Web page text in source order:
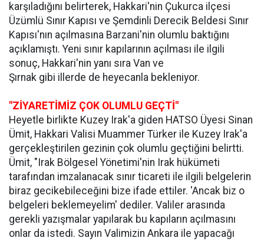
karşıladığını belirterek, Hakkari'nin Çukurca ilçesi
Üzümlü Sınır Kapısı ve Şemdinli Derecik Beldesi Sınır
Kapısı'nın açılmasına Barzani'nin olumlu baktığını
açıklamıştı. Yeni sınır kapılarının açılması ile ilgili
sonuç, Hakkari'nin yanı sıra Van ve
Şırnak gibi illerde de heyecanla bekleniyor.
"ZİYARETİMİZ ÇOK OLUMLU GEÇTİ"
Heyetle birlikte Kuzey Irak'a giden HATSO Üyesi Sinan
Ümit, Hakkari Valisi Muammer Türker ile Kuzey Irak'a
gerçekleştirilen gezinin çok olumlu geçtiğini belirtti.
Ümit, "Irak Bölgesel Yönetimi'nin Irak hükümeti
tarafından imzalanacak sınır ticareti ile ilgili belgelerin
biraz gecikebileceğini bize ifade ettiler. 'Ancak biz o
belgeleri beklemeyelim' dediler. Valiler arasında
gerekli yazışmalar yapılarak bu kapıların açılmasını
onlar da istedi. Sayın Valimizin Ankara ile yapacağı